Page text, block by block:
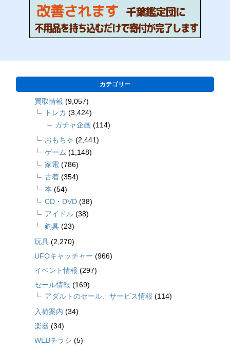
カテゴリー
買取情報 (9,057)
トレカ (3,424)
ガチャ企画 (114)
おもちゃ (2,441)
ゲーム (1,148)
家電 (786)
古着 (354)
本 (54)
CD・DVD (38)
アイドル (38)
釣具 (23)
玩具 (2,270)
UFOキャッチャー (966)
イベント情報 (297)
セール情報 (169)
アダルトのセール、サービス情報 (114)
入荷案内 (34)
楽器 (34)
WEBチラシ (5)